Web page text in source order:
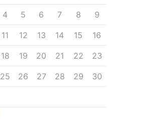
4 5 6 7 8 9
11 12 13 14 15 16
18 19 20 21 22 23
25 26 27 28 29 30